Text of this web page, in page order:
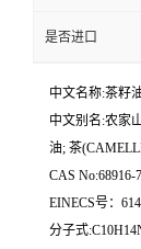
是否进口
中文名称:茶籽
中文别名:农家
油; 茶
CAS No:68916-
EINECS号：
分子式